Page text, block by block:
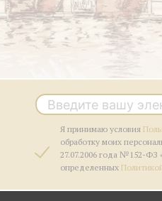
Я принимаю условия
обработку моих
27.07.2006 года №152-ФЗ
определенных